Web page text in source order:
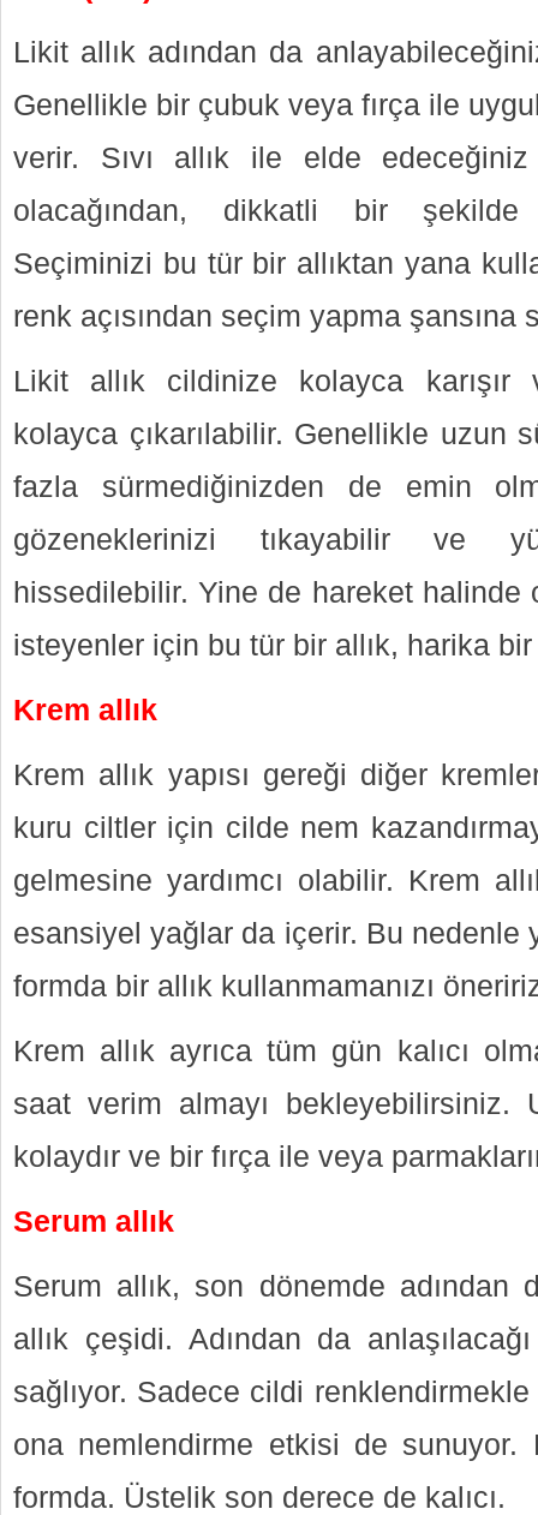
Likit allık adından da
Genellikle bir çubuk veya fırça ile
verir. Sıvı allık ile elde
olacağından, dikkatli bir şekilde
Seçiminizi bu tür bir allıktan yana
renk açısından seçim yapma şansına
Likit allık cildinize kolayca
kolayca çıkarılabilir. Genellikle uzun
fazla sürmediğinizden de emin
gözeneklerinizi tıkayabilir ve
hissedilebilir. Yine de hareket halinde
isteyenler için bu tür bir allık, harika
Krem allık
Krem allık yapısı gereği diğer
kuru ciltler için cilde nem
gelmesine yardımcı olabilir. Krem
esansiyel yağlar da içerir. Bu nedenle
formda bir allık kullanmamanızı
Krem allık ayrıca tüm gün kalıcı
saat verim almayı bekleyebilirsiniz.
kolaydır ve bir fırça ile veya
Serum allık
Serum allık, son dönemde
allık çeşidi. Adından da
sağlıyor. Sadece cildi renklendirmekle
ona nemlendirme etkisi de
formda. Üstelik son derece de kalıcı.